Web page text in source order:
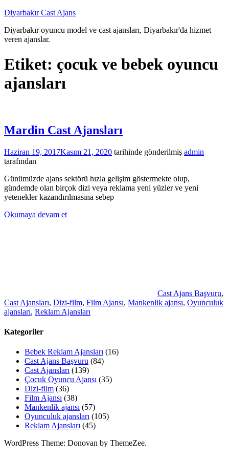
İçeriğe
Diyarbakır Cast Ajans
Diyarbakır oyuncu model ve cast ajansları, Diyarbakır'da hizmet
veren ajanslar.
Etiket: çocuk ve bebek oyuncu
ajansları
Mardin Cast Ajansları
Haziran 19, 2017Kasım 21, 2020 tarihinde gönderilmiş admin
tarafından
Günümüzde ajans sektörü hızla gelişim göstermekte olup,
gündemde olan birçok dizi veya reklama yeni yüzler ve yeni
yetenekler kazandırılmasına sebep
Okumaya devam et
Cast Ajans Başvuru,
Cast Ajansları, Dizi-film, Film Ajansı, Mankenlik ajansı, Oyunculuk
ajansları, Reklam Ajansları
Kategoriler
Bebek Reklam Ajansları (16)
Cast Ajans Başvuru (84)
Cast Ajansları (139)
Çocuk Oyuncu Ajansı (35)
Dizi-film (36)
Film Ajansı (38)
Mankenlik ajansı (57)
Oyunculuk ajansları (105)
Reklam Ajansları (45)
WordPress Theme: Donovan by ThemeZee.